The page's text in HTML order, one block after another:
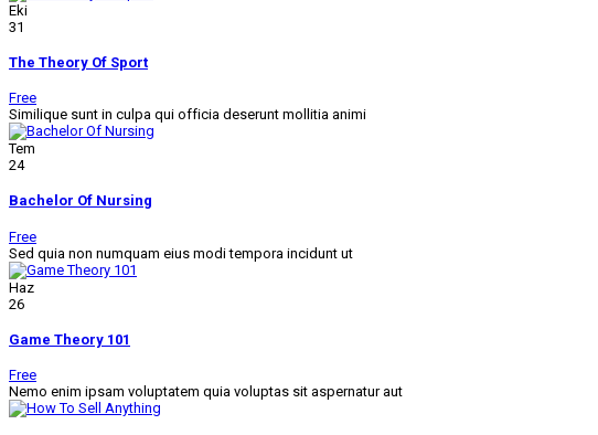
Eki
31
The Theory Of Sport
Free
Similique sunt in culpa qui officia deserunt mollitia animi
Tem
24
Bachelor Of Nursing
Free
Sed quia non numquam eius modi tempora incidunt ut
Haz
26
Game Theory 101
Free
Nemo enim ipsam voluptatem quia voluptas sit aspernatur aut